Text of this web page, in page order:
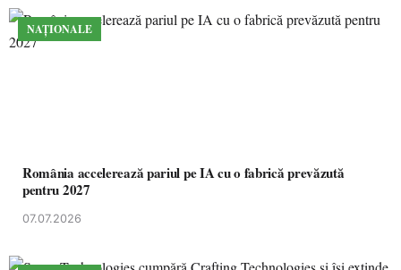
NAȚIONALE
România accelerează pariul pe IA cu o fabrică prevăzută
pentru 2027
07.07.2026